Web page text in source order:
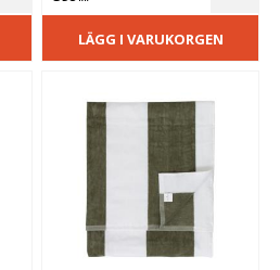
LÄGG I VARUKORGEN